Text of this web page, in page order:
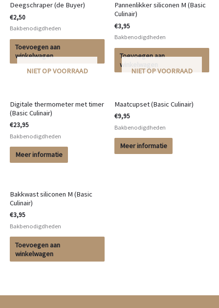
Deegschraper (de Buyer)
€2,50
Bakbenodigdheden
Toevoegen aan
winkelwagen
Pannenlikker siliconen M (Basic
Culinair)
€3,95
Bakbenodigdheden
Toevoegen aan
winkelwagen
NIET OP VOORRAAD
Digitale thermometer met timer
(Basic Culinair)
€23,95
Bakbenodigdheden
Meer informatie
NIET OP VOORRAAD
Maatcupset (Basic Culinair)
€9,95
Bakbenodigdheden
Meer informatie
Bakkwast siliconen M (Basic
Culinair)
€3,95
Bakbenodigdheden
Toevoegen aan
winkelwagen